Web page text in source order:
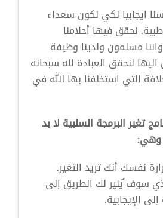
ايجابيا لكي نكون سعداء
نحقق فيها أحلامنا
مسلمون ولدينا وظيفة
لنحقق العبادة لله سبحانه
التي استخلفنا بها الله في
تغير البرمجة السلبية لا بد
وهي:
نفسك أنك تريد التغير.
سوف ٌينير لك الطريق إلى
الإيجابية.